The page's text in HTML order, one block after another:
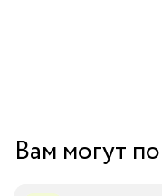
Вам могут